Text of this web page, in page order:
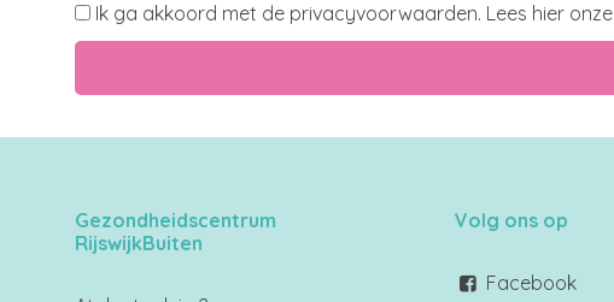
Ik ga akkoord met de privacyvoorwaarden. Lees hier onze
Gezondheidscentrum
RijswijkBuiten
Volg ons op
Facebook